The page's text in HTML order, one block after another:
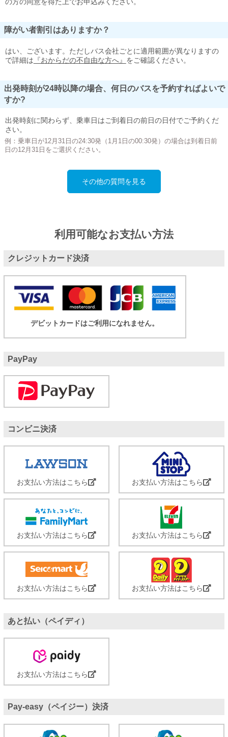
の方の同意を得た上でお申込みください。
障がい者割引はありますか？
はい、ございます。ただしバス会社ごとに適用範囲が異なりますの
で詳細は 『おからだの不自由な方へ』 をご確認ください。
出発時刻が24時以降の場合、何日のバスを予約すればよいで
すか?
出発時刻に関わらず、乗車日はご到着日の前日の日付でご予約くだ
さい。
例：乗車日が12月31日の24:30発（1月1日の00:30発）の場合は到着日前
日の12月31日をご選択ください。
その他の質問を見る
利用可能なお支払い方法
クレジットカード決済
デビットカードはご利用になれません。
PayPay
コンビニ決済
お支払い方法はこちら お支払い方法はこちら
お支払い方法はこちら お支払い方法はこちら
お支払い方法はこちら お支払い方法はこちら
あと払い（ペイディ）
お支払い方法はこちら
Pay-easy（ペイジー）決済